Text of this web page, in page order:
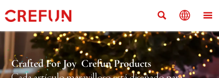
  
Crafted For Joy Crefun Products